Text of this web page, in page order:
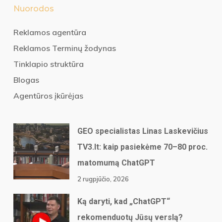
Nuorodos
Reklamos agentūra
Reklamos Terminų žodynas
Tinklapio struktūra
Blogas
Agentūros įkūrėjas
GEO specialistas Linas Laskevičius
TV3.lt: kaip pasiekėme 70–80 proc.
matomumą ChatGPT
2 rugpjūčio, 2026
Ką daryti, kad „ChatGPT“
rekomenduotų Jūsų verslą?